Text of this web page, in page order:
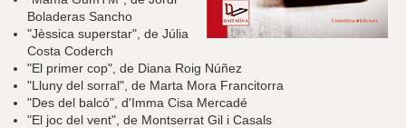
Boladeras Sancho
"Jèssica superstar", de Júlia
Costa Coderch
"El primer cop", de Diana Roig Núñez
"Lluny del sorral", de Marta Mora Francitorra
"Des del balcó", d'Imma Cisa Mercadé
"El joc del vent", de Montserrat Gil i Casals